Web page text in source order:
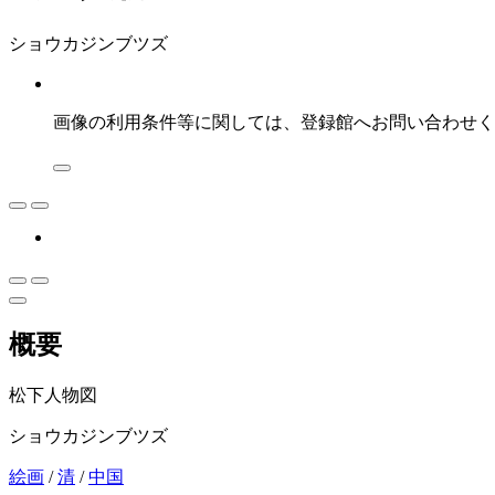
ショウカジンブツズ
画像の利用条件等に関しては、登録館へお問い合わせ
概要
松下人物図
ショウカジンブツズ
絵画 /清 /中国